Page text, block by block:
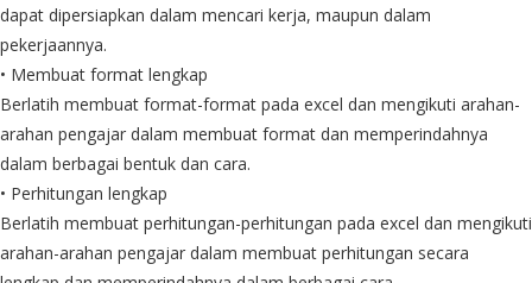
dapat dipersiapkan dalam mencari kerja, maupun dalam
pekerjaannya.
• Membuat format lengkap
Berlatih membuat format-format pada excel dan mengikuti arahan-
arahan pengajar dalam membuat format dan memperindahnya
dalam berbagai bentuk dan cara.
• Perhitungan lengkap
Berlatih membuat perhitungan-perhitungan pada excel dan mengikuti
arahan-arahan pengajar dalam membuat perhitungan secara